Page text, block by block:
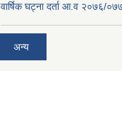
वार्षिक घट्ना दर्ता आ.व २०७६/
अन्य